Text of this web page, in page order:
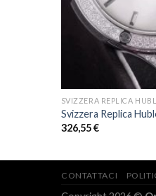
SVIZZERA REPLICA
Svizzera Replica
326,55€
CONTATTACI